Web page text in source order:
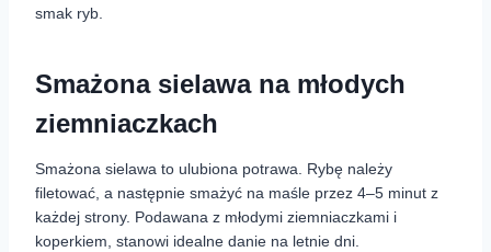
smak ryb.
Smażona sielawa na młodych
ziemniaczkach
Smażona sielawa to ulubiona potrawa. Rybę należy
filetować, a następnie smażyć na maśle przez 4–5 minut z
każdej strony. Podawana z młodymi ziemniaczkami i
koperkiem, stanowi idealne danie na letnie dni.